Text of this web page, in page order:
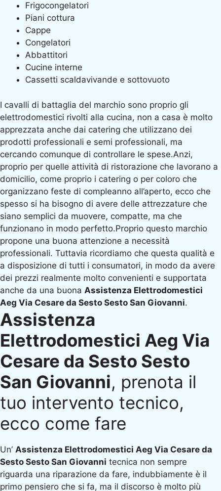
Frigocongelatori
Piani cottura
Cappe
Congelatori
Abbattitori
Cucine interne
Cassetti scaldavivande e sottovuoto
I cavalli di battaglia del marchio sono proprio gli
elettrodomestici rivolti alla cucina, non a casa è molto
apprezzata anche dai catering che utilizzano dei
prodotti professionali e semi professionali, ma
cercando comunque di controllare le spese.Anzi,
proprio per quelle attività di ristorazione che lavorano a
domicilio, come proprio i catering o per coloro che
organizzano feste di compleanno all’aperto, ecco che
spesso si ha bisogno di avere delle attrezzature che
siano semplici da muovere, compatte, ma che
funzionano in modo perfetto.Proprio questo marchio
propone una buona attenzione a necessità
professionali. Tuttavia ricordiamo che questa qualità e
a disposizione di tutti i consumatori, in modo da avere
dei prezzi realmente molto convenienti e supportata
anche da una buona Assistenza Elettrodomestici
Aeg Via Cesare da Sesto Sesto San Giovanni.
Assistenza
Elettrodomestici Aeg Via
Cesare da Sesto Sesto
San Giovanni, prenota il
tuo intervento tecnico,
ecco come fare
Un’ Assistenza Elettrodomestici Aeg Via Cesare da
Sesto Sesto San Giovanni tecnica non sempre
riguarda una riparazione da fare, indubbiamente è il
primo pensiero che si fa, ma il discorso è molto più